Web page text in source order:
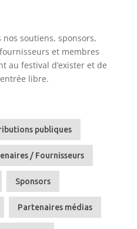
soutiens, sponsors,
et membres
au festival d’exister et de
libre.
publiques
/ Fournisseurs
Sponsors
Partenaires médias